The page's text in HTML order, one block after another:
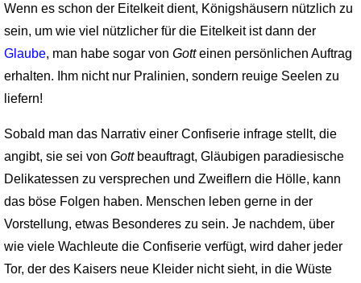
Wenn es schon der Eitelkeit dient, Königshäusern nützlich zu
sein, um wie viel nützlicher für die Eitelkeit ist dann der
Glaube, man habe sogar von Gotteinen persönlichen Auftrag
erhalten. Ihm nicht nur Pralinien, sondern reuige Seelen zu
liefern!
Sobald man das Narrativ einer Confiserie infrage stellt, die
angibt, sie sei von Gottbeauftragt, Gläubigen paradiesische
Delikatessen zu versprechen und Zweiflern die Hölle, kann
das böse Folgen haben. Menschen leben gerne in der
Vorstellung, etwas Besonderes zu sein. Je nachdem, über
wie viele Wachleute die Confiserie verfügt, wird daher jeder
Tor, der des Kaisers neue Kleider nicht sieht, in die Wüste